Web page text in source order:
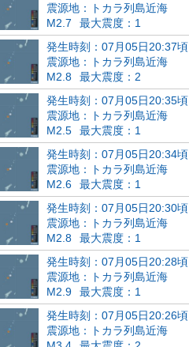
震源地：トカラ列島近海
M2.7
最大震度：1
発生時刻：07月05日20:37頃
震源地：トカラ列島近海
M2.8
最大震度：2
発生時刻：07月05日20:35頃
震源地：トカラ列島近海
M2.5
最大震度：1
発生時刻：07月05日20:34頃
震源地：トカラ列島近海
M2.6
最大震度：1
発生時刻：07月05日20:30頃
震源地：トカラ列島近海
M2.8
最大震度：1
発生時刻：07月05日20:28頃
震源地：トカラ列島近海
M2.9
最大震度：1
発生時刻：07月05日20:26頃
震源地：トカラ列島近海